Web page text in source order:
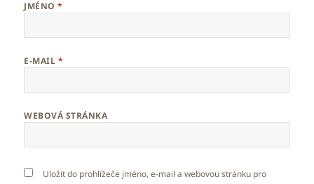
JMÉNO*
E-MAIL *
WEBOVÁ STRÁNKA
Uložit do prohlížeče jméno, e-mail a webovou stránku pro